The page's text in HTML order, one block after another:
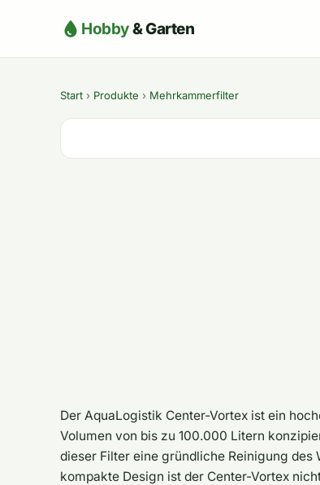
Hobby& Garten
Start › Produkte › Mehrkammerfilter
Der AquaLogistik Center-Vortex ist ein
Volumen von bis zu 100.000 Litern
dieser Filter eine gründliche Reinigung
kompakte Design ist der Center-Vortex